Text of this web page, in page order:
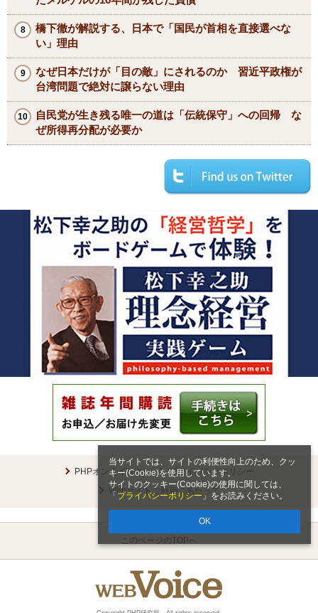
当サイトでは、サイトの利便性向上のため、クッ
キー(Cookie)を使用しています。
サイトのクッキー(Cookie)の使用に関しては、
「 プライバシーポリシー 」をお読みください。
OK
橋下徹が解説する、日本で「国民が首相を直接選べな
い」理由
なぜ日本だけが「目の敵」にされるのか 習近平政権が
台湾問題で絶対に譲らない理由
自民党が生き残る唯一の道は「伝統保守」への回帰 な
ぜ所得再分配が必要か
PHPオンラインとは
プライバシーポリシー
Webサイトご利用にあたって
このページのTOPへ